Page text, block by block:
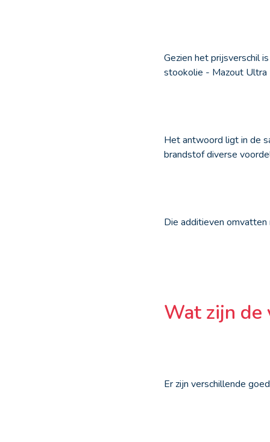
Gezien het prijsverschil
stookolie - Mazout
Het antwoord ligt in de
brandstof diverse
Die additieven
Wat zijn de
Er zijn verschillende